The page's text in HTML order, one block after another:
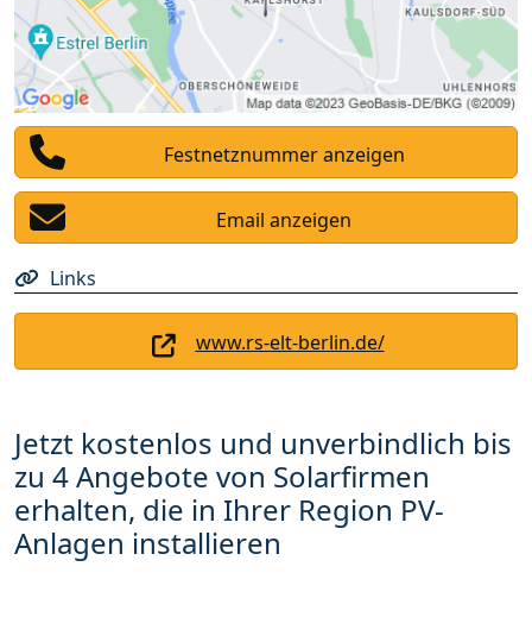
Festnetznummer anzeigen
Email anzeigen
Links
www.rs-elt-berlin.de/
Jetzt kostenlos und unverbindlich bis
zu 4 Angebote von Solarfirmen
erhalten, die in Ihrer Region PV-
Anlagen installieren